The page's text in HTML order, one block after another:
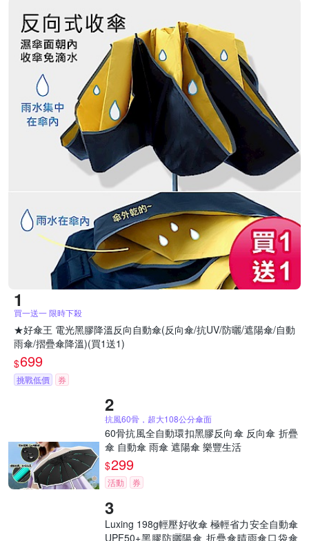
買一送一 限時下殺
★好傘王 電光黑膠降溫反向自動傘(反向傘/抗UV/防曬/遮陽傘/自動
雨傘/摺疊傘降溫)(買1送1)
$699
挑戰低價 券
抗風60骨，超大108公分傘面
60骨抗風全自動環扣黑膠反向傘 反向傘 折疊
傘 自動傘 雨傘 遮陽傘 樂豐生活
$299
活動 券
Luxing 198g輕壓好收傘 極輕省力安全自動傘
UPF50+黑膠防曬陽傘 折疊傘晴雨傘口袋傘